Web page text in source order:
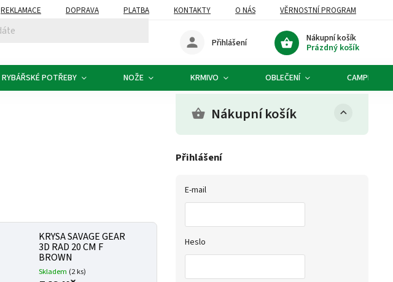
REKLAMACE DOPRAVA PLATBA KONTAKTY O NÁS VĚRNOSTNÍ PROGRAM
Nákupní košík
Prázdný košík
Přihlášení
RYBÁŘSKÉ POTŘEBY NOŽE KRMIVO OBLEČENÍ CAMPING
Nákupní košík
Přihlášení
E-mail
Heslo
KRYSA SAVAGE GEAR
3D RAD 20 CM F
BROWN
Skladem (2 ks)